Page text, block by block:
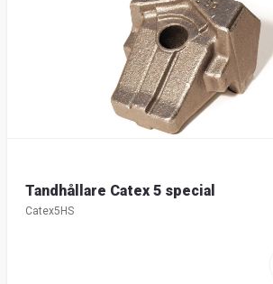
Tandhållare Catex 5 special
Catex5HS